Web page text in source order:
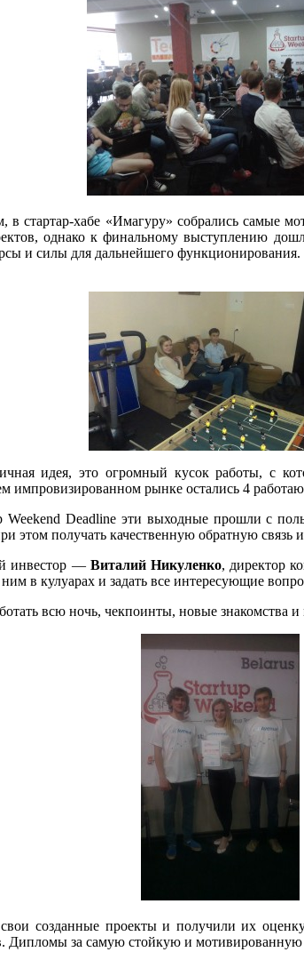
хабе «Имагуру» собрались самые
однако к финальному выступлению
и силы для дальнейшего функционирования.
идея, это огромный кусок работы, с
импровизированном рынке остались 4
Deadline эти выходные прошли с
этом получать качественную обратную связь
инвестор — Виталий Никуленко, директор
в кулуарах и задать все интересующие
всю ночь, чекпоинты, новые знакомства
созданные проекты и получили их
Дипломы за самую стойкую и